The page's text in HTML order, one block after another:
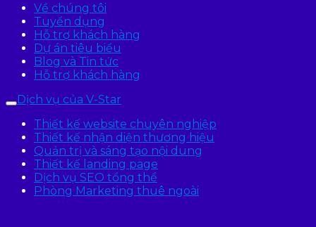
Về chúng tôi
Tuyển dụng
Hỗ trợ khách hàng
Dự án tiêu biểu
Blog và Tin tức
Hỗ trợ khách hàng
Dịch vụ của V-Star
Thiết kế website chuyên nghiệp
Thiết kế nhận diện thương hiệu
Quản trị và sáng tạo nội dung
Thiết kế landing page
Dịch vụ SEO tổng thể
Phòng Marketing thuê ngoài